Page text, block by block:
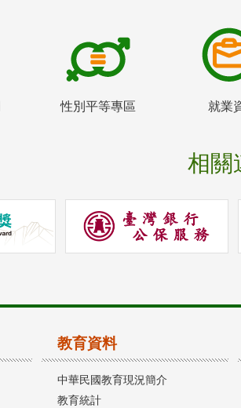
性別平等專區 就業
相關
教育資料
中華民國教育現況簡介
教育統計